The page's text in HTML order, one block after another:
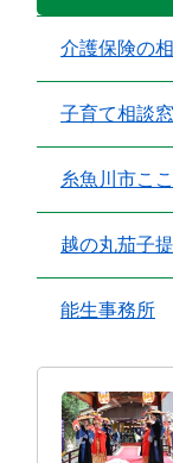
介護保険の
子育て相談
糸魚川市こ
越の丸茄子
能生事務所